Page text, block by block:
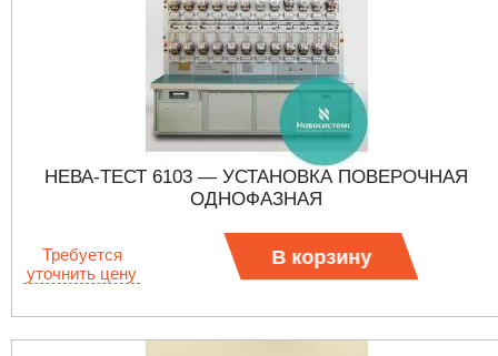
НЕВА-ТЕСТ 6103 — УСТАНОВКА ПОВЕРОЧНАЯ
ОДНОФАЗНАЯ
Требуется
уточнить цену
В корзину